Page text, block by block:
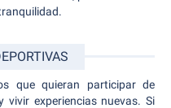
que quieran participar de
vivir experiencias nuevas. Si